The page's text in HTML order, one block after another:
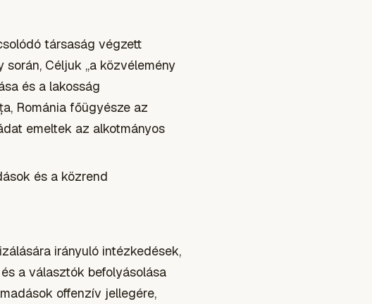
társaság végzett
Céljuk „a közvélemény
és a lakosság
Románia főügyésze az
emeltek az alkotmányos
és a közrend
irányuló intézkedések,
a választók befolyásolása
offenzív jellegére,